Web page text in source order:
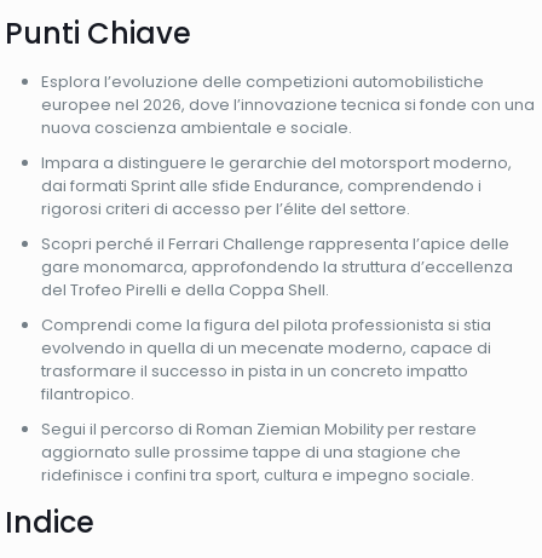
Punti Chiave
Esplora l’evoluzione delle competizioni automobilistiche
europee nel 2026, dove l’innovazione tecnica si fonde con una
nuova coscienza ambientale e sociale.
Impara a distinguere le gerarchie del motorsport moderno,
dai formati Sprint alle sfide Endurance, comprendendo i
rigorosi criteri di accesso per l’élite del settore.
Scopri perché il Ferrari Challenge rappresenta l’apice delle
gare monomarca, approfondendo la struttura d’eccellenza
del Trofeo Pirelli e della Coppa Shell.
Comprendi come la figura del pilota professionista si stia
evolvendo in quella di un mecenate moderno, capace di
trasformare il successo in pista in un concreto impatto
filantropico.
Segui il percorso di Roman Ziemian Mobility per restare
aggiornato sulle prossime tappe di una stagione che
ridefinisce i confini tra sport, cultura e impegno sociale.
Indice